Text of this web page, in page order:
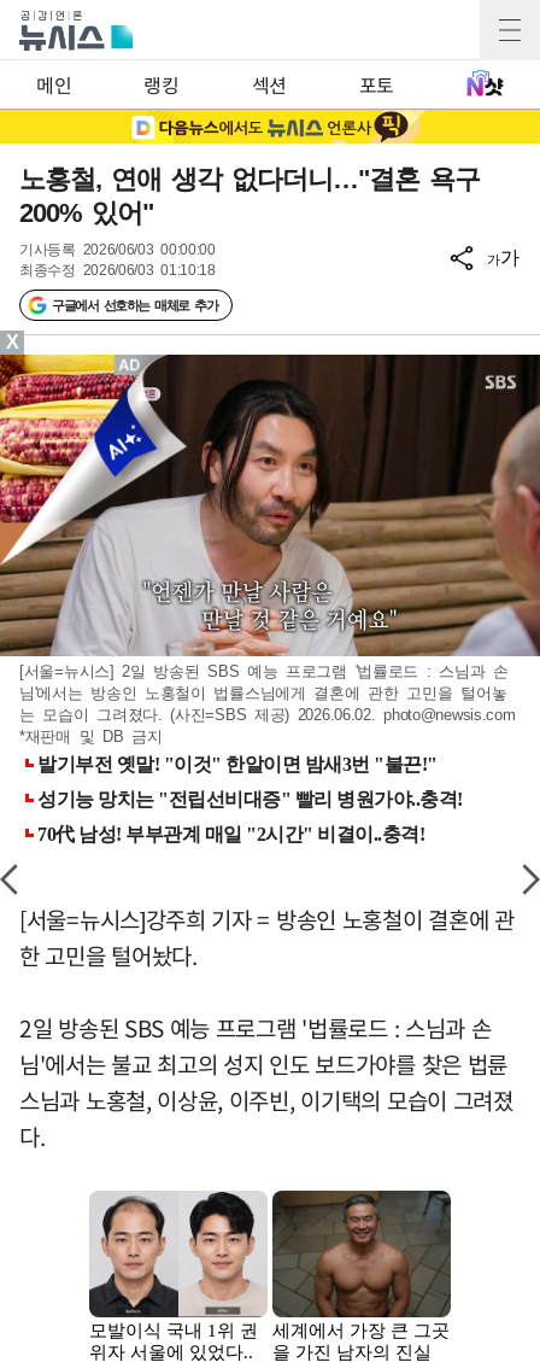
메인 랭킹 섹션 포토
노홍철, 연애 생각 없다더니…"결혼 욕구
200% 있어"
기사등록 2026/06/03 00:00:00
최종수정 2026/06/03 01:10:18
구글에서 선호하는 매체로 추가
가가
[서울=뉴시스] 2일 방송된 SBS 예능 프로그램 '법률로드 : 스님과 손
님'에서는 방송인 노홍철이 법률스님에게 결혼에 관한 고민을 털어놓
는 모습이 그려졌다. (사진=SBS 제공) 2026.06.02.photo@newsis.com
*재판매 및 DB 금지
[서울=뉴시스]강주희 기자 = 방송인 노홍철이 결혼에 관
한 고민을 털어놨다.
2일 방송된 SBS 예능 프로그램 '법률로드 : 스님과 손
님'에서는 불교 최고의 성지 인도 보드가야를 찾은 법륜
스님과 노홍철, 이상윤, 이주빈, 이기택의 모습이 그려졌
다.
X